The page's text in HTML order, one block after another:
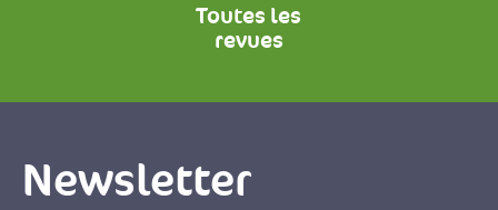
Toutes les
revues
Newsletter